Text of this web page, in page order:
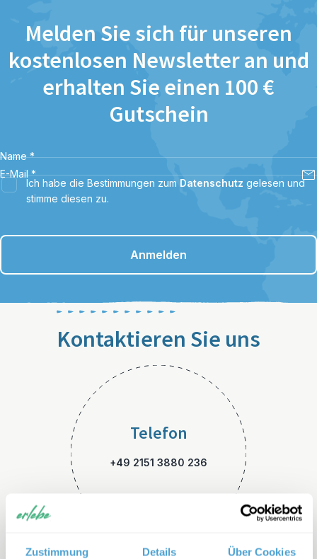
Zustimmung Details Über Cookies
Melden Sie sich für unseren
kostenlosen Newsletter an und
erhalten Sie einen 100 €
Gutschein
Name *
E-Mail *
Ich habe die Bestimmungen zum Datenschutz gelesen und
stimme diesen zu.
Anmelden
Kontaktieren Sie uns
Telefon
+49 2151 3880 236